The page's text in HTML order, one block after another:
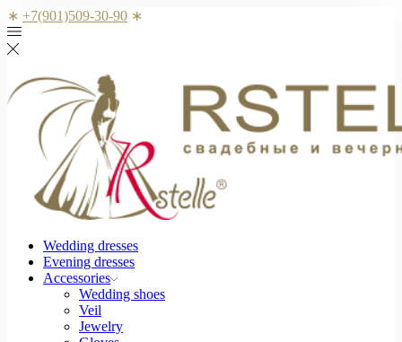
∗ +7(901)509-30-90 ∗
Wedding dresses
Evening dresses
Accessories
Wedding shoes
Veil
Jewelry